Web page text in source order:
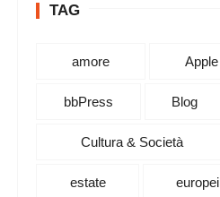
TAG
amore Apple
bbPress Blog
Cultura & Società
estate europei